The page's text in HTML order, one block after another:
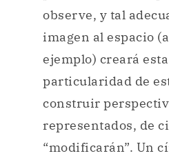
observe, y tal
imagen al espacio
ejemplo) creará
particularidad de
construir
representados, de
“modificarán”. Un